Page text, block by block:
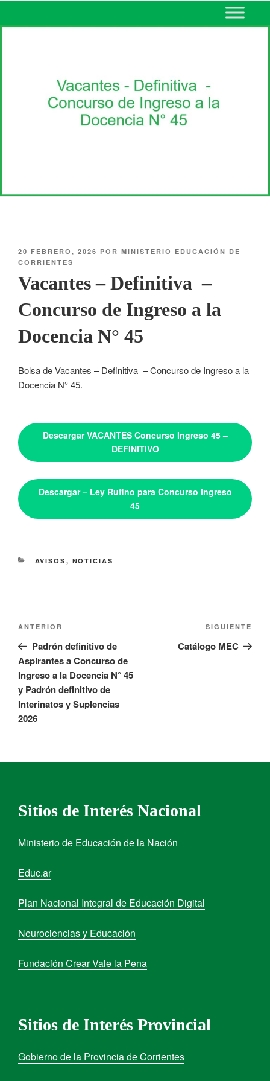
MINISTERIO DE EDUCACIÓN
DE CORRIENTES
20 FEBRERO, 2026 POR MINISTERIO EDUCACIÓN DE
CORRIENTES
Vacantes – Definitiva –
Concurso de Ingreso a la
Docencia N° 45
Bolsa de Vacantes – Definitiva – Concurso de Ingreso a la
Docencia N° 45.
Descargar VACANTES Concurso Ingreso 45 –
DEFINITIVO
Descargar – Ley Rufino para Concurso Ingreso
45
AVISOS , NOTICIAS
ANTERIOR
Padrón definitivo de
Aspirantes a Concurso de
Ingreso a la Docencia N° 45
y Padrón definitivo de
Interinatos y Suplencias
2026
SIGUIENTE
Catálogo MEC
Sitios de Interés Nacional
Ministerio de Educación de la Nación
Educ.ar
Plan Nacional Integral de Educación Digital
Neurociencias y Educación
Fundación Crear Vale la Pena
Sitios de Interés Provincial
Gobierno de la Provincia de Corrientes